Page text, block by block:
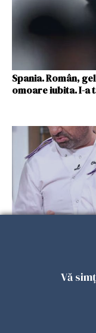
Spania. Român,
omoare iubita. I-a
Amalia Bellantoni
fața restaurantului
ajuns
Vă